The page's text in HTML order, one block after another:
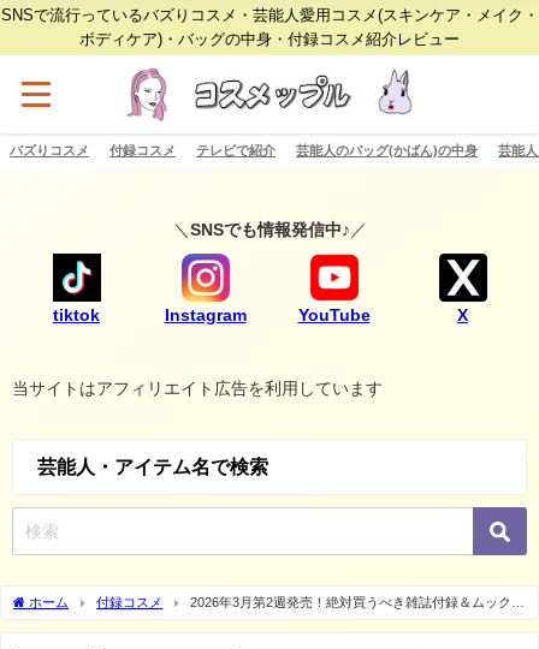
SNSで流行っているバズりコスメ・芸能人愛用コスメ(スキンケア・メイク・
ボディケア)・バッグの中身・付録コスメ紹介レビュー
バズりコスメ 付録コスメ テレビで紹介 芸能人のバッグ(かばん)の中身 芸能
＼ SNSでも情報発信中♪ ／
tiktok Instagram YouTube X
当サイトはアフィリエイト広告を利用しています
芸能人・アイテム名で検索
ホーム 付録コスメ
2026年3月第2週発売！絶対買うべき雑誌付録＆ムック本
まとめ♡『メゾンドフルール×キティから、神コスパな美的GRANDまで』